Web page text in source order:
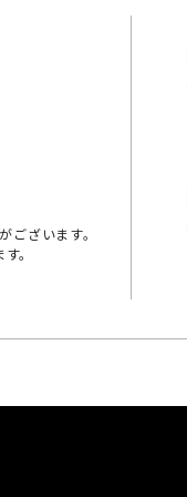
ございます。
。